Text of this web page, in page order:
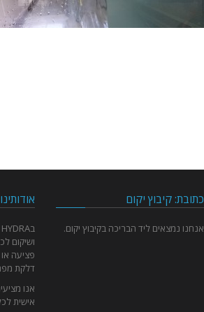
כתובת: קיבוץ יקום
אנחנו נמצאים ליד הבריכה בקיבוץ יקום.
אודותינו
ושיקום
פציעה
דלקת
אנו
אישית